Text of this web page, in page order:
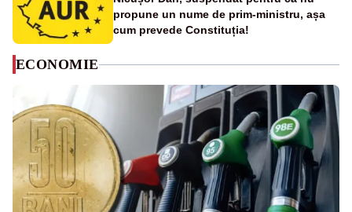
propune un nume de prim-ministru, așa
cum prevede Constituția!
ECONOMIE